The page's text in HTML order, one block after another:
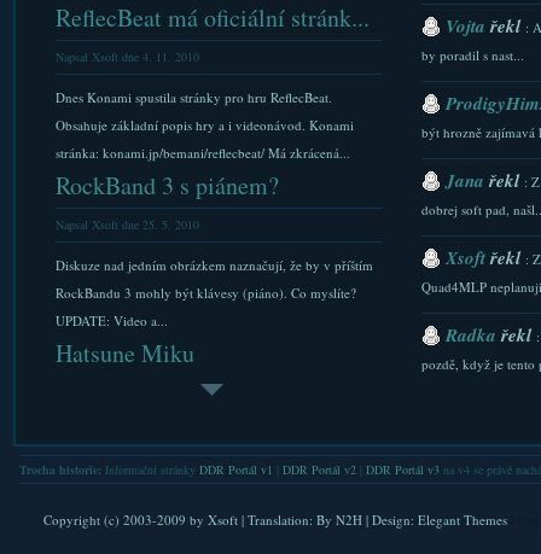
ReflecBeat má oficiální stránk...
Napsal Xsoft dne 4. 11. 2010
Dnes Konami spustila stránky pro hru ReflecBeat.
Obsahuje základní popis hry a i videonávod. Konami
stránka: konami.jp/bemani/reflecbeat/ Má zkrácená...
RockBand 3 s piánem?
Napsal Xsoft dne 25. 5. 2010
Diskuze nad jedním obrázkem naznačují, že by v příštím
RockBandu 3 mohly být klávesy (piáno). Co myslíte?
UPDATE: Video a...
Hatsune Miku
fenomén mrknem. Tak tedy, Hatsune Miku je prográmek
na syntetický zpěv mající podobu japonské...
Den 2 – 200 ostrovů a Rinin pa...
Vojtařekl :
by poradil s nast...
být hrozně zajímavá
Janařekl :
dobrej soft pad,
Xsoftřekl :
Quad4MLP
Radkařekl
pozdě, když je tento
stazeni a Downlaod...
Xsoftřekl
FAQ. Do nastaveni
Trocha historie: Informační stránky DDR Portál v1 DDR Portál v2| DDR Portál v3na v4 se právě
Copyright (c) 2003-2009 by Xsoft| Translation: By N2H| Design: Elegant Themes